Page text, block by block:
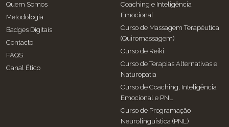
Quem Somos
Metodologia
Badges Digitais
Contacto
FAQS
Canal Ético
Coaching e Inteligência
Emocional
Curso de Massagem Terapêutica
(Quiromassagem)
Curso de Reiki
Curso de Terapias Alternativas e
Naturopatia
Curso de Coaching, Inteligência
Emocional e PNL
Curso de Programação
Neurolinguística (PNL)